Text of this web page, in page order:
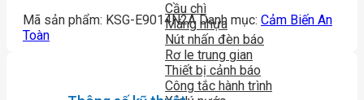
Cầu chì
Máng nhựa
Nút nhấn đèn báo
Rơ le trung gian
Thiết bị cảnh báo
Công tắc hành trình
Mã sản phẩm: KSG-E9014N2A Danh mục: Cảm Biến An
Toàn